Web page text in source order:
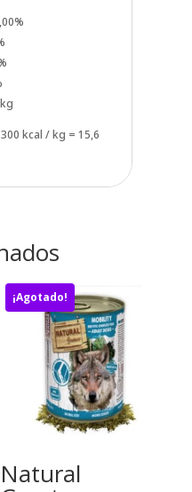
kcal / kg = 15,6
¡Agotado!
Natural